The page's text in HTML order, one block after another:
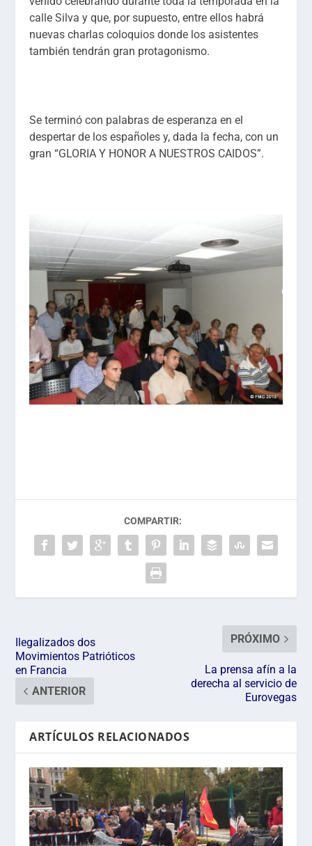
calle Silva y que, por supuesto, entre ellos habrá
nuevas charlas coloquios donde los asistentes
también tendrán gran protagonismo.
Se terminó con palabras de esperanza en el
despertar de los españoles y, dada la fecha, con un
gran “GLORIA Y HONOR A NUESTROS CAIDOS”.
COMPARTIR:
Ilegalizados dos
Movimientos Patrióticos
en Francia
ANTERIOR
PRÓXIMO
La prensa afín a la
derecha al servicio de
Eurovegas
ARTÍCULOS RELACIONADOS